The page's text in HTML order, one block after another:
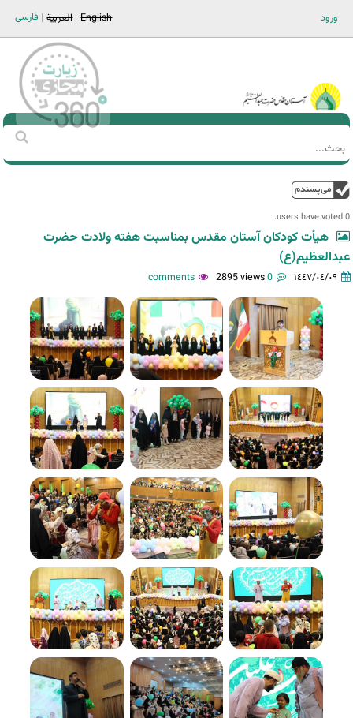
ورود فارسی العربية English
Main men-AR
استمارة
‏
0 users have voted.
هیأت کودکان آستان مقدس بمناسبت هفته ولادت حضرت
عبدالعظیم(ع)
١٤٤٧/٠٤/٠٩ 0 comments
2895 views